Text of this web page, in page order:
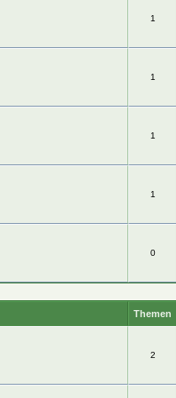
1
1
1
1
0
Themen
2